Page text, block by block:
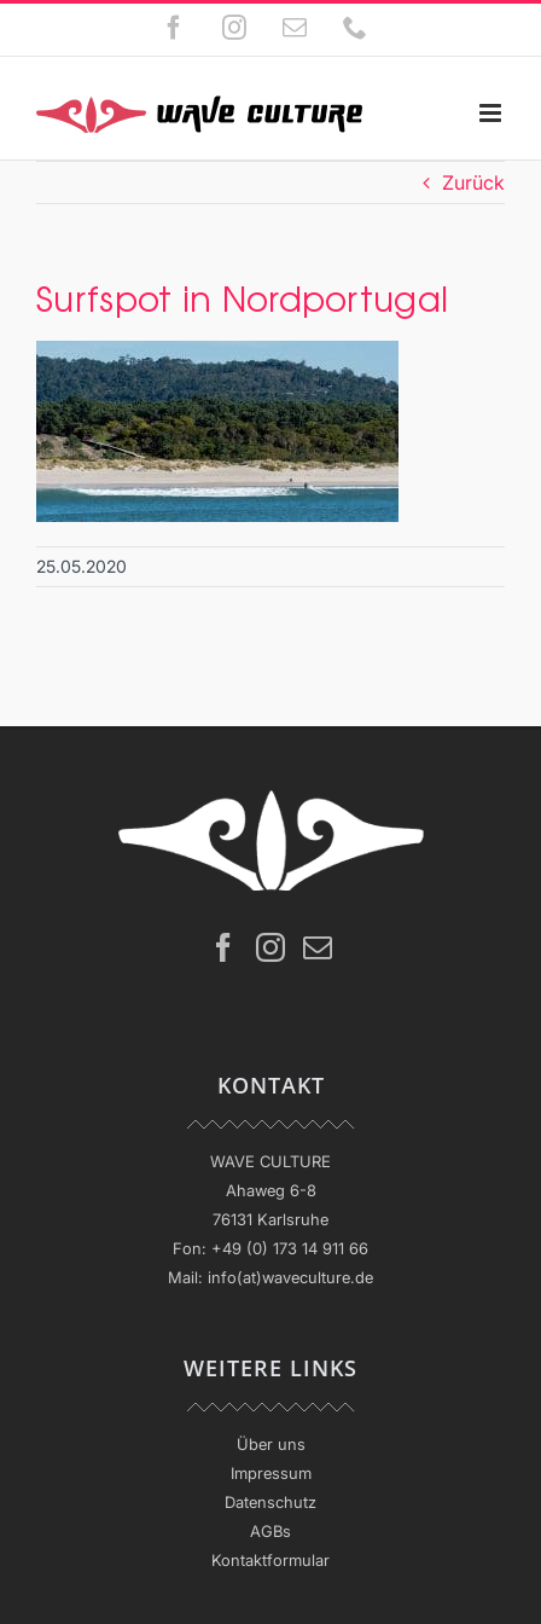
FacebookInstagram
E-
Mail
Zurück
Surfspot in Nordportugal
25.05.2020
KONTAKT
WAVE CULTURE
Ahaweg 6-8
76131 Karlsruhe
Fon: +49 (0) 173 14 911 66
Mail: info(at)waveculture.de
WEITERE LINKS
Über uns
Impressum
Datenschutz
AGBs
Kontaktformular